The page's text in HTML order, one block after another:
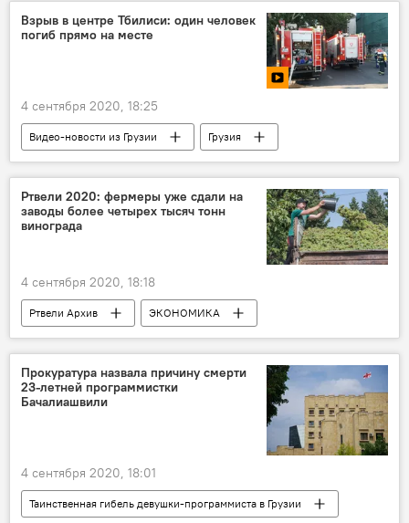
Взрыв в центре Тбилиси: один человек
погиб прямо на месте
4 сентября 2020, 18:25
Видео-новости из Грузии
Грузия
ПРОИСШЕСТВИЯ
Видео
Мультимедиа
Тбилиси Взрыв
Ртвели 2020: фермеры уже сдали на
заводы более четырех тысяч тонн
винограда
4 сентября 2020, 18:18
Ртвели Архив
ЭКОНОМИКА
Грузия
НОВОСТИ
Прокуратура назвала причину смерти
23-летней программистки
Бачалиашвили
4 сентября 2020, 18:01
Таинственная гибель девушки-программиста в Грузии